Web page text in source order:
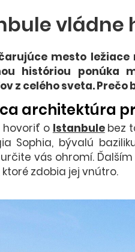
vládne
mesto
históriou ponúka
z celého sveta.
architektúra
hovoriť o Istanbule bez
Sophia, bývalú
vás ohromí.
zdobia jej vnútro.